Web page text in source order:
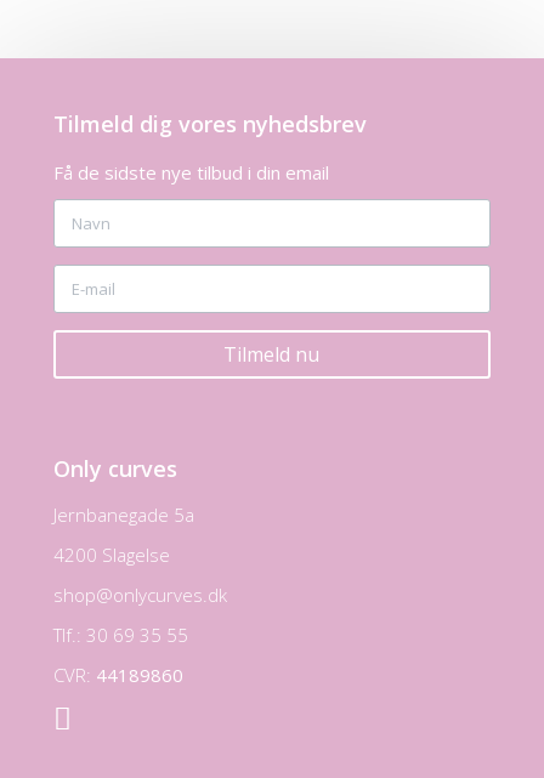
Tilmeld dig vores nyhedsbrev
Få de sidste nye tilbud i din email
Tilmeld nu
Only curves
Jernbanegade 5a
4200 Slagelse
shop@onlycurves.dk
Tlf.: 30 69 35 55
CVR: 44189860
